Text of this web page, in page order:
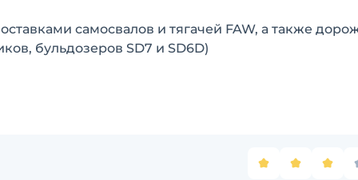
самосвалов и тягачей FAW, а также
бульдозеров SD7 и SD6D)